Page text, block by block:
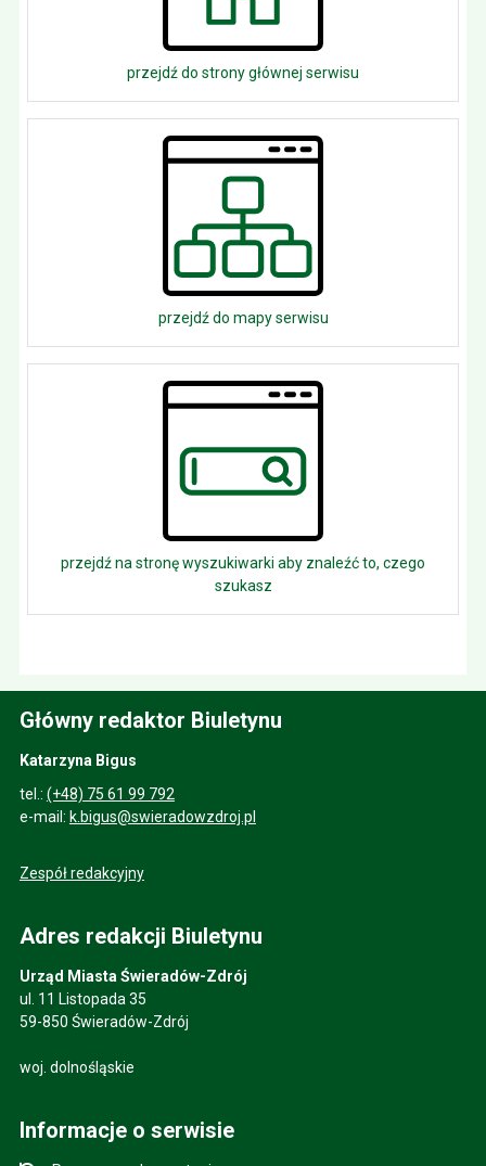
przejdź do strony głównej serwisu
przejdź do mapy serwisu
przejdź na stronę wyszukiwarki aby znaleźć to, czego
szukasz
Główny redaktor Biuletynu
Katarzyna Bigus
tel.: (+48) 75 61 99 792
e-mail: k.bigus@swieradowzdroj.pl
Zespół redakcyjny
Adres redakcji Biuletynu
Urząd Miasta Świeradów-Zdrój
ul. 11 Listopada 35
59-850 Świeradów-Zdrój
woj. dolnośląskie
Informacje o serwisie